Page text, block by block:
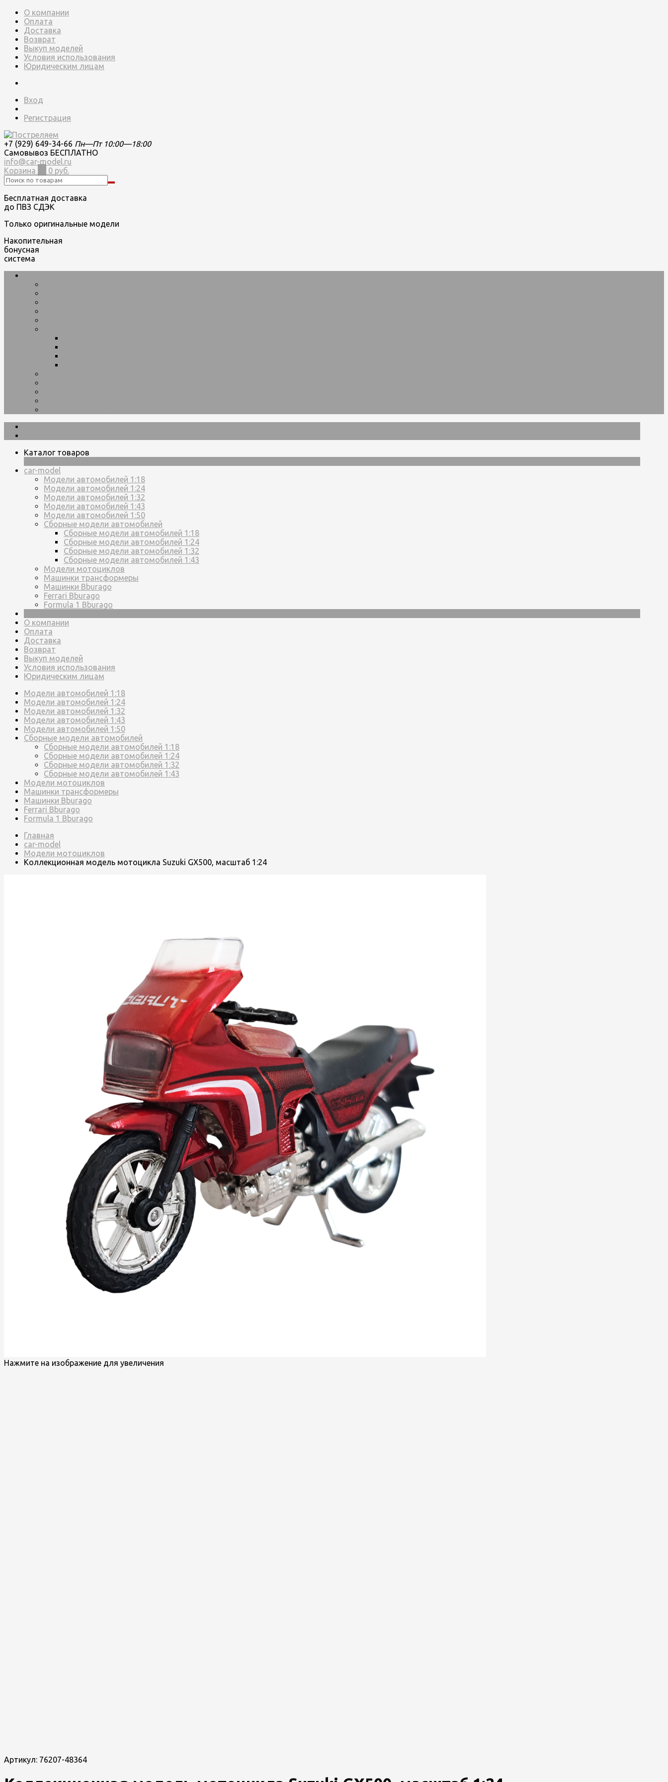
О компании
Оплата
Доставка
Возврат
Выкуп моделей
Условия использования
Юридическим лицам
Вход
Регистрация
+7 (929) 649-34-66 Пн—Пт 10:00—18:00
Самовывоз БЕСПЛАТНО
info@car-model.ru
Корзина
0 руб.
Бесплатная доставка
до ПВЗ СДЭК
Только оригинальные модели
Накопительная
бонусная
система
Каталог товаров
car-model
Модели автомобилей 1:18
Модели автомобилей 1:24
Модели автомобилей 1:32
Модели автомобилей 1:43
Модели автомобилей 1:50
Сборные модели автомобилей
Сборные модели автомобилей 1:18
Сборные модели автомобилей 1:24
Сборные модели автомобилей 1:32
Сборные модели автомобилей 1:43
Модели мотоциклов
Машинки трансформеры
Машинки Bburago
Ferrari Bburago
Formula 1 Bburago
О компании
Оплата
Доставка
Возврат
Выкуп моделей
Условия использования
Юридическим лицам
Модели автомобилей 1:18
Модели автомобилей 1:24
Модели автомобилей 1:32
Модели автомобилей 1:43
Модели автомобилей 1:50
Сборные модели автомобилей
Сборные модели автомобилей 1:18
Сборные модели автомобилей 1:24
Сборные модели автомобилей 1:32
Сборные модели автомобилей 1:43
Модели мотоциклов
Машинки трансформеры
Машинки Bburago
Ferrari Bburago
Formula 1 Bburago
Главная
car-model
Модели мотоциклов
Коллекционная модель мотоцикла Suzuki GX500, масштаб 1:24
Нажмите на изображение для увеличения
Артикул: 76207-48364